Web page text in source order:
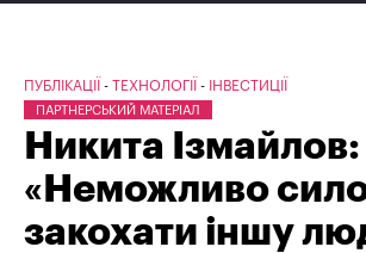
Анонси
Архів
ПУБЛІКАЦІЇ ТЕХНОЛОГІЇ ІНВЕСТИЦІЇ
ПАРТНЕРСЬКИЙ МАТЕРІАЛ
Никита Ізмайлов:
«Неможливо
закохати іншу